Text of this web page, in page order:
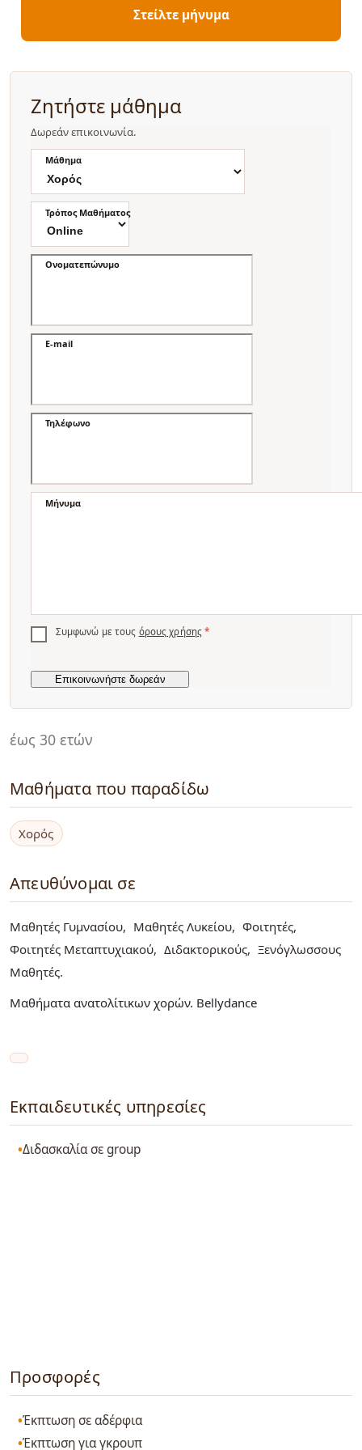
έως 30 ετών
Μαθήματα που παραδίδω
Χορός
Απευθύνομαι σε
Μαθητές Γυμνασίου Μαθητές Λυκείου
Φοιτητές
Φοιτητές Μεταπτυχιακού
Διδακτορικούς
Ξενόγλωσσους
Μαθητές
Μαθήματα ανατολίτικων χορών. Bellydance
Εκπαιδευτικές υπηρεσίες
Διδασκαλία σε group
Προσφορές
Έκπτωση σε αδέρφια
Έκπτωση για γκρουπ
Στείλτε μήνυμα
Ζητήστε μάθημα
Δωρεάν επικοινωνία.
Μάθημα
Τρόπος Μαθήματος
Ονοματεπώνυμο
E-mail
Τηλέφωνο
Μήνυμα
Συμφωνώ με τους όρους χρήσης *